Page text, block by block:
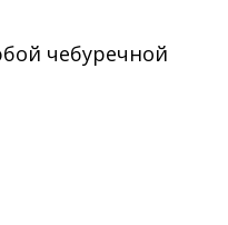
чебуречной